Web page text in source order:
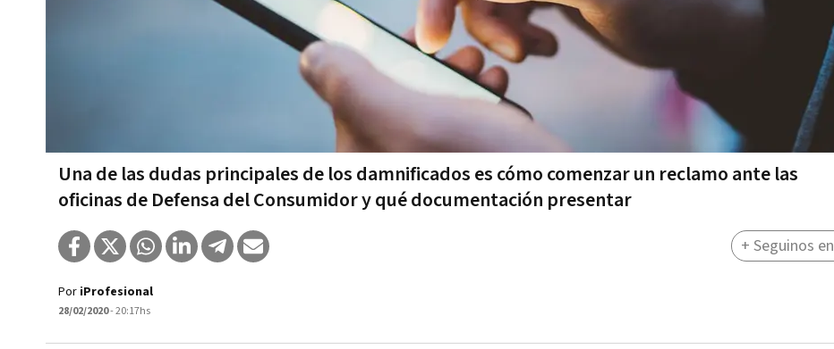
Una de las dudas principales de los damnificados es cómo comenzar un reclamo ante las
oficinas de Defensa del Consumidor y qué documentación presentar
Por iProfesional
28/02/2020- 20:17hs
+ Seguinos en